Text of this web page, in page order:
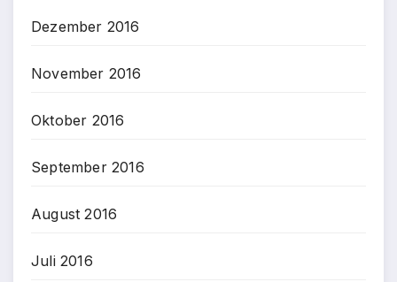
Dezember 2016
November 2016
Oktober 2016
September 2016
August 2016
Juli 2016